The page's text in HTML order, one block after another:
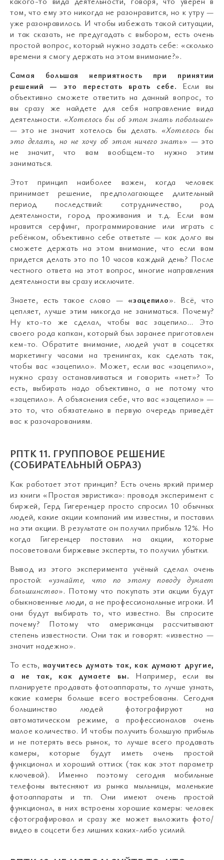
том, что ему это никогда не разонравится, но к утру —
уже разонравилось. И чтобы избежать такой ситуации,
и так сказать, не предугадать с выбором, есть очень
простой вопрос, который нужно задать себе: «сколько
времени я смогу держать на этом внимание?».
Самая большая неприятность при принятии
решений — это перестать врать себе. Если вы
объективно сможете ответить на данный вопрос, то
вы сразу же найдете для себя направление вида
деятельности. «Хотелось бы об этом знать побольше»
— это не значит хотелось бы делать. «Хотелось бы
это делать, но не хочу об этом ничего знать» — это
не значит, что вам вообщем-то нужно этим
заниматься.
Этот принцип наиболее важен, когда человек
принимает решение, предполагающее длительный
период последствий: сотрудничество, род
деятельности, город проживания и т.д. Если вам
нравится серфинг, программирование или играть с
ребёнком, объективно себе ответьте — как долго вы
сможете держать на этом внимание, что если вам
придется делать это по 10 часов каждый день? После
честного ответа на этот вопрос, многие направления
деятельности вы сразу исключите.
Знаете, есть такое слово —«зацепило». Всё, что
цепляет, лучше этим никогда не заниматься. Почему?
Ну кто-то же сделал, чтобы вас зацепило… Это
своего рода капкан, который был заранее приготовлен
кем-то. Обратите внимание, людей учат в соцсетях
маркетингу часами на тренингах, как сделать так,
чтобы вас «зацепило». Может, если вас «зацепило»,
нужно сразу останавливаться и говорить «нет»? То
есть, выбирать надо объективно, а не потому что
«зацепило». А объяснения себе, что вас «зацепило» —
это то, что обязательно в первую очередь приведёт
вас к разочарованиям.
РПТК 11. ГРУППОВОЕ РЕШЕНИЕ
(СОБИРАТЕЛЬНЫЙ ОБРАЗ)
Как работает этот принцип? Есть очень яркий пример
из книги «Простая эвристика»: проводя эксперимент с
биржей, Герд Гигеренцер просто спросил 10 обычных
людей, какие акции компаний им известны, и поставил
на эти акции. В результате он получил прибыль 12%. Но
когда Гигеренцер поставил на акции, которые
посоветовали биржевые эксперты, то получил убытки.
Вывод из этого эксперимента учёный сделал очень
простой: «узнайте, что по этому поводу думает
большинство». Потому что покупать эти акции будут
обыкновенные люди, а не профессиональные игроки. И
они будут выбирать то, что известно. Вы спросите
почему? Потому что американцы рассчитывают
степень известности. Они так и говорят: «известно —
значит надежно».
То есть, научитесь думать так, как думают другие,
а не так, как думаете вы. Например, если вы
планируете продавать фотоаппараты, то лучше узнать,
какие камеры больше всего востребованы. Сегодня
большинство людей фотографируют на
автоматическом режиме, а профессионалов очень
малое количество. И чтобы получить большую прибыль
и не потерять весь рынок, то лучше всего продавать
камеры, которые будут иметь очень простой
функционал и хороший оттиск (так как этот параметр
ключевой). Именно поэтому сегодня мобильные
телефоны вытесняют из рынка мыльницы, маленькие
фотоаппараты и тп. Они имеют очень простой
функционал, в них встроены хорошие камеры: человек
сфотографировал и сразу же может выложить фото/
видео в соцсети без лишних каких-либо усилий.